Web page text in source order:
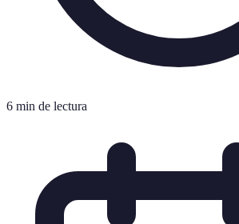
6 min de lectura